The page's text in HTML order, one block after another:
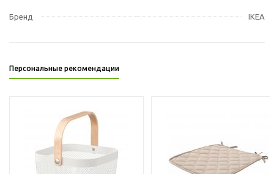
Бренд IKEA
Персональные рекомендации